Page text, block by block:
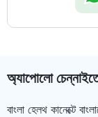
অ্যাপোলো
বাংলা হেলথ কানেক্টে